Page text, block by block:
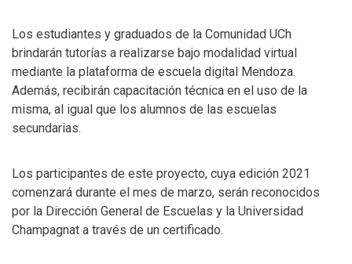
Los estudiantes y graduados de la Comunidad UCh
brindarán tutorías a realizarse bajo modalidad virtual
mediante la plataforma de escuela digital Mendoza.
Además, recibirán capacitación técnica en el uso de la
misma, al igual que los alumnos de las escuelas
secundarias.
Los participantes de este proyecto, cuya edición 2021
comenzará durante el mes de marzo, serán reconocidos
por la Dirección General de Escuelas y la Universidad
Champagnat a través de un certificado.